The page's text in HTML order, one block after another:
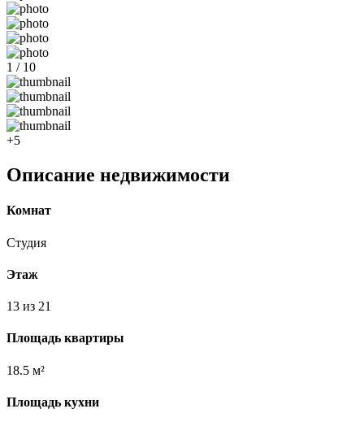
1 / 10
+5
Описание недвижимости
Комнат
Студия
Этаж
13 из 21
Площадь квартиры
18.5 м²
Площадь кухни